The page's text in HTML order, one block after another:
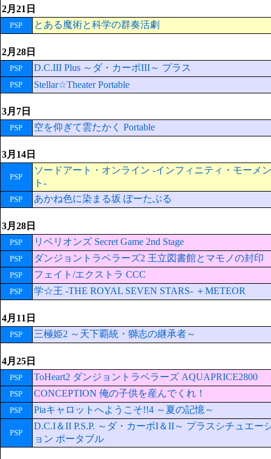
2月21日
PSP とある魔術と科学の群奏活劇
2月28日
PSP D.C.III Plus ～ダ・カーポIII～ プラス
PSP Stellar☆Theater Portable
3月7日
PSP 空を仰ぎて雲たかく Portable
3月14日
PSP
ソードアート・オンライン -インフィニティ・モーメン
ト-
PSP あかね色に染まる坂 ぽーたぶる
3月28日
PSP リベリオンズ Secret Game 2nd Stage
PSP ダンジョントラベラーズ2 王立図書館とマモノの封印
PSP フェイト/エクストラ CCC
PSP 学☆王 -THE ROYAL SEVEN STARS- ＋METEOR
4月11日
PSP 三極姫2 ～天下覇統・獅志の継承者～
4月25日
PSP ToHeart2 ダンジョントラベラーズ AQUAPRICE2800
PSP CONCEPTION 俺の子供を産んでくれ！
PSP Piaキャロットへようこそ!!4 ～夏の記憶～
PSP
D.C.I＆II P.S.P. ～ダ・カーポI＆II～ プラスシチュエー
ョン ポータブル